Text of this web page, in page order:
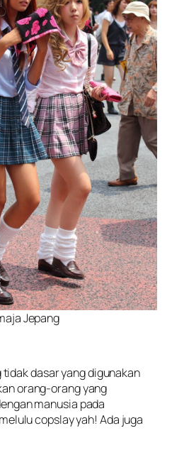
Jepang
dasar yang digunakan
orang-orang yang
manusia pada
copslay yah! Ada juga